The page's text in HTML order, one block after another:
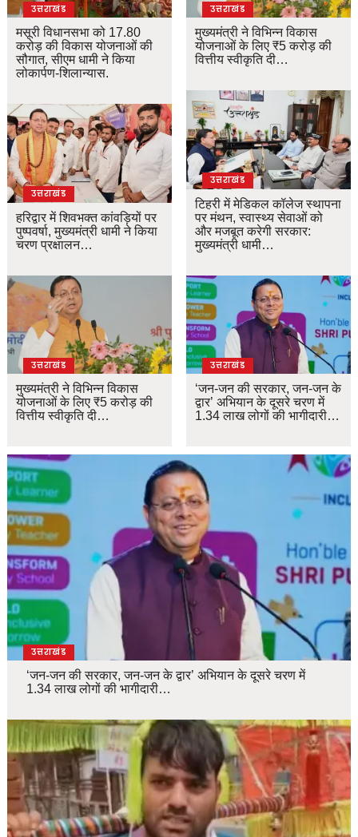
उत्तराखंड
मसूरी विधानसभा को 17.80
करोड़ की विकास योजनाओं की
सौगात, सीएम धामी ने किया
लोकार्पण-शिलान्यास.
उत्तराखंड
हरिद्वार में शिवभक्त कांवड़ियों पर
पुष्पवर्षा, मुख्यमंत्री धामी ने किया
चरण प्रक्षालन…
उत्तराखंड
मुख्यमंत्री ने विभिन्न विकास
योजनाओं के लिए ₹5 करोड़ की
वित्तीय स्वीकृति दी…
उत्तराखंड
मुख्यमंत्री ने विभिन्न विकास
योजनाओं के लिए ₹5 करोड़ की
वित्तीय स्वीकृति दी…
उत्तराखंड
टिहरी में मेडिकल कॉलेज स्थापना
पर मंथन, स्वास्थ्य सेवाओं को
और मजबूत करेगी सरकार:
मुख्यमंत्री धामी…
उत्तराखंड
‘जन-जन की सरकार, जन-जन के
द्वार’ अभियान के दूसरे चरण में
1.34 लाख लोगों की भागीदारी…
उत्तराखंड
‘जन-जन की सरकार, जन-जन के द्वार’ अभियान के दूसरे चरण में
1.34 लाख लोगों की भागीदारी…